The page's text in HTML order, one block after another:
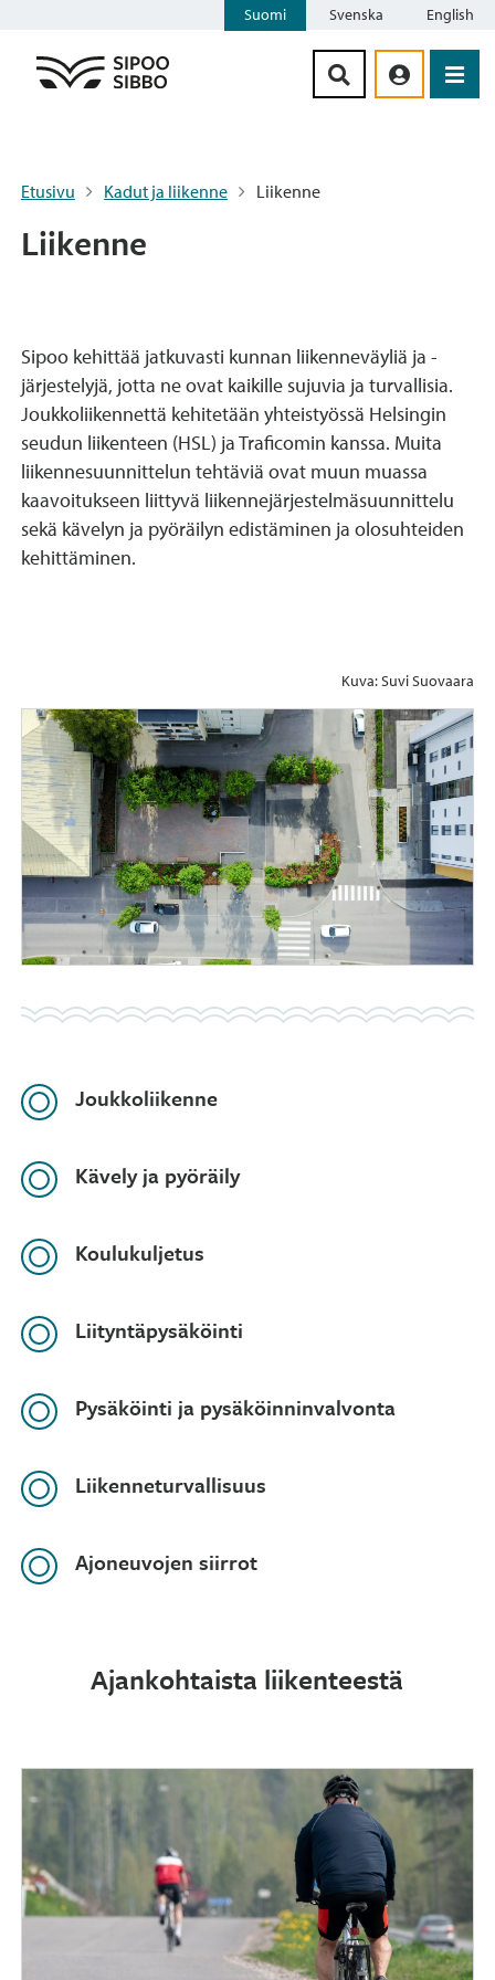
Suomi Svenska English
Etusivu Kadut ja liikenne Liikenne
Liikenne
Sipoo kehittää jatkuvasti kunnan liikenneväyliä ja -
järjestelyjä, jotta ne ovat kaikille sujuvia ja turvallisia.
Joukkoliikennettä kehitetään yhteistyössä Helsingin
seudun liikenteen (HSL) ja Traficomin kanssa. Muita
liikennesuunnittelun tehtäviä ovat muun muassa
kaavoitukseen liittyvä liikennejärjestelmäsuunnittelu
sekä kävelyn ja pyöräilyn edistäminen ja olosuhteiden
kehittäminen.
Kuva: Suvi Suovaara
Joukkoliikenne
Kävely ja pyöräily
Koulukuljetus
Liityntäpysäköinti
Pysäköinti ja pysäköinninvalvonta
Liikenneturvallisuus
Ajoneuvojen siirrot
Ajankohtaista liikenteestä